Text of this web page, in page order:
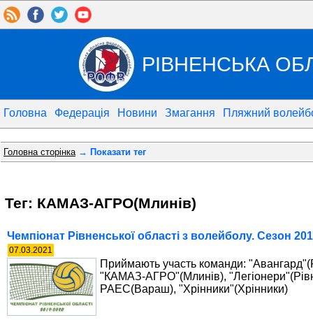
РІВНЕНСЬКА
Головна Федерація Новини Змагання Пляжний
Головна сторінка→ Показати тег
Тег: КАМАЗ-АГРО(Млинів)
Чемпіонат Рівненської області з волейболу. Сезон
07.03.2021
Приймають участь команди:
"КАМАЗ-АГРО"(Млинів),
РАЕС(Вараш), "Хрінники"(Хрінники)